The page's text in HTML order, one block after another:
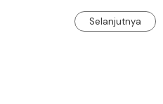
Selanjutnya